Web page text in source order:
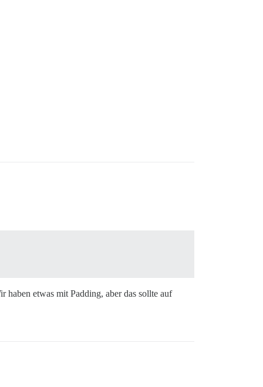
etwas mit Padding, aber das sollte auf